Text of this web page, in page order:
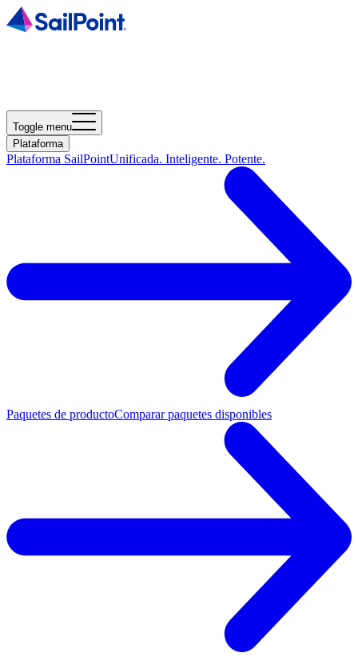
Toggle menu
Plataforma
Plataforma SailPointUnificada. Inteligente. Potente.
Paquetes de productoComparar paquetes disponibles